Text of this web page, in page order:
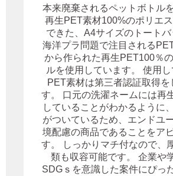
本来廃棄されるペットボトル
再生PET素材100%のポリエ
できた、A4サイズのトートバ
海洋プラ問題で注目される
から作られた再生PET100％
ルを使用しています。 使用
PET素材は第三者認証取得を
す。 口元の洗濯ネームには再
していることがわかるように
がついているため、エンドユ
境配慮の商品であることをア
す。 しっかりマチ付なので、
類も収容可能です。 企業や
SDGｓを意識した案件にぴっ